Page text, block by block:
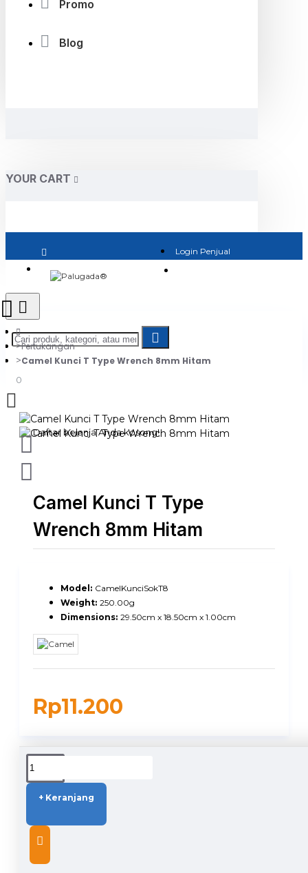
Promo
Blog
YOUR CART
Login Penjual
0
Daftar belanja Anda kosong!
Pertukangan
Camel Kunci T Type Wrench 8mm Hitam
Camel Kunci T Type
Wrench 8mm Hitam
Rp11.200
Model: CamelKunciSokT8
Weight: 250.00g
Dimensions: 29.50cm x 18.50cm x 1.00cm
+ Keranjang
DUKUNGAN PENGIRIMAN
DESCRIPTION